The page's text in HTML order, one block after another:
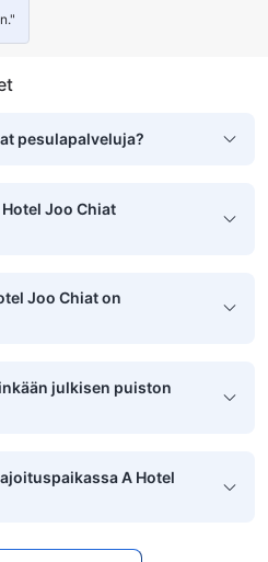
pesulapalveluja?
Joo Chiat
Joo Chiat on
julkisen puiston
A Hotel